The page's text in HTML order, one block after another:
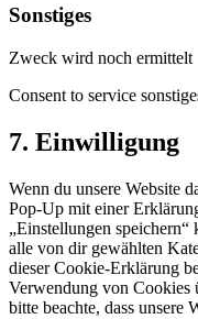
Sonstiges
Zweck wird noch ermittelt
Consent to service
7. Einwilligung
Wenn du unsere Website
Pop-Up mit einer
„Einstellungen
alle von dir gewählten
dieser Cookie-Erklärung
Verwendung von Cookies
bitte beachte, dass unsere